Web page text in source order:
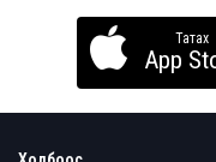
Татах
App